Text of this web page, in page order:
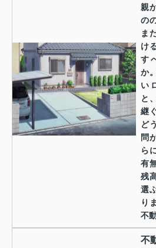
親
の
ま
け
す
か
い
と
継
ど
問
ら
有
残
選
り
不
不